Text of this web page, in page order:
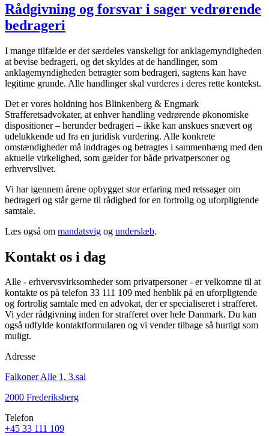
Rådgivning og forsvar i sager vedrørende
bedrageri
I mange tilfælde er det særdeles vanskeligt for anklagemyndigheden
at bevise bedrageri, og det skyldes at de handlinger, som
anklagemyndigheden betragter som bedrageri, sagtens kan have
legitime grunde. Alle handlinger skal vurderes i deres rette kontekst.
Det er vores holdning hos Blinkenberg & Engmark
Strafferetsadvokater, at enhver handling vedrørende økonomiske
dispositioner – herunder bedrageri – ikke kan anskues snævert og
udelukkende ud fra en juridisk vurdering. Alle konkrete
omstændigheder må inddrages og betragtes i sammenhæng med den
aktuelle virkelighed, som gælder for både privatpersoner og
erhvervslivet.
Vi har igennem årene opbygget stor erfaring med retssager om
bedrageri og står gerne til rådighed for en fortrolig og uforpligtende
samtale.
Læs også om mandatsvig og underslæb.
Kontakt os i dag
Alle - erhvervsvirksomheder som privatpersoner - er velkomne til at
kontakte os på telefon 33 111 109 med henblik på en uforpligtende
og fortrolig samtale med en advokat, der er specialiseret i strafferet.
Vi yder rådgivning inden for strafferet over hele Danmark. Du kan
også udfylde kontaktformularen og vi vender tilbage så hurtigt som
muligt.
Adresse
Falkoner Alle 1, 3.sal
2000 Frederiksberg
Telefon
+45 33 111 109